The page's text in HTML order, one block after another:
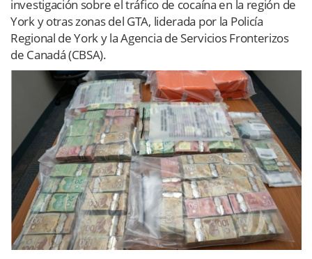
investigación sobre el tráfico de cocaína en la región de
York y otras zonas del GTA, liderada por la Policía
Regional de York y la Agencia de Servicios Fronterizos
de Canadá (CBSA).